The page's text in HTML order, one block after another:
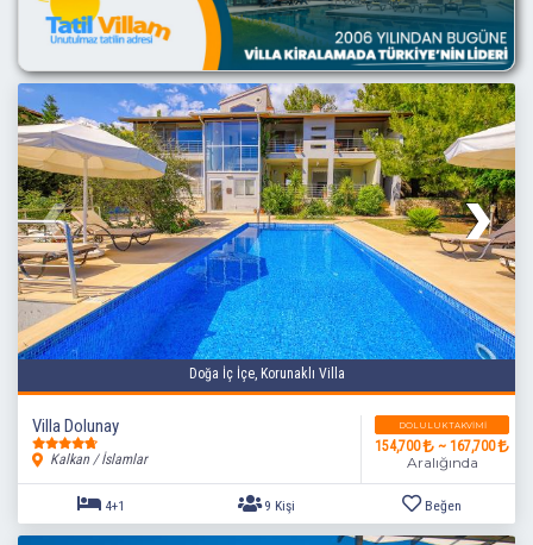
3+1 6 Kişi Beğen
Doğa İç İçe, Korunaklı Villa
Villa Dolunay
Kalkan / İslamlar
DOLULUK TAKVIMI
154,700 ~ 167,700
Aralığında